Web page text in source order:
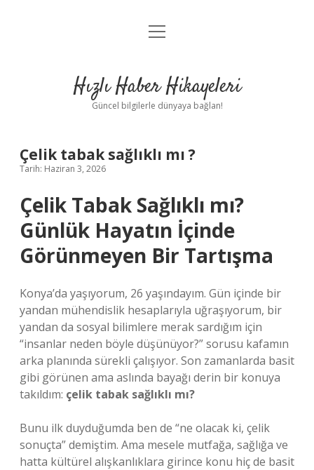
Anasayfa
Yasal Uyarı
menüyü
Hızlı Haber Hikayeleri
Güncel bilgilerle dünyaya bağlan!
Çelik tabak sağlıklı mı ?
Tarih: Haziran 3, 2026
Çelik Tabak Sağlıklı mı?
Günlük Hayatın İçinde
Görünmeyen Bir Tartışma
Konya’da yaşıyorum, 26 yaşındayım. Gün içinde bir
yandan mühendislik hesaplarıyla uğraşıyorum, bir
yandan da sosyal bilimlere merak sardığım için
“insanlar neden böyle düşünüyor?” sorusu kafamın
arka planında sürekli çalışıyor. Son zamanlarda basit
gibi görünen ama aslında bayağı derin bir konuya
takıldım: çelik tabak sağlıklı mı?
Bunu ilk duyduğumda ben de “ne olacak ki, çelik
sonuçta” demiştim. Ama mesele mutfağa, sağlığa ve
hatta kültürel alışkanlıklara girince konu hiç de basit